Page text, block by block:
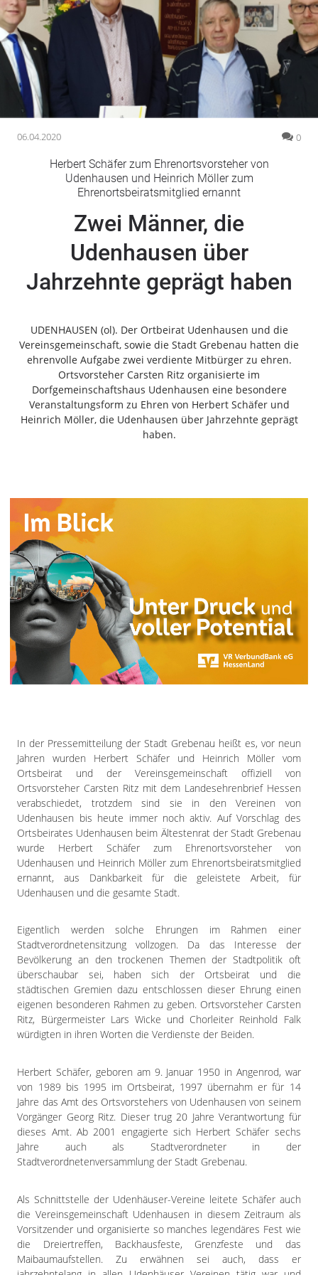
Gesundheit
Kultur
Lifestyle
Wirtschaft
Vogelsberg
Alsfeld
Lauterbach
Romrod
Homberg
Ohm
Schotten
Schlitz
Antrifttal
Freiensteinau
Gemünden
Grebenau
Grebenhain
Herbstein
Kirtorf
Ulrichstein
Wartenberg
Schwalm
Fulda
Gießen
Impressum
Datenschutzerklärung
06.04.2020 0
Herbert Schäfer zum Ehrenortsvorsteher von
Udenhausen und Heinrich Möller zum
Ehrenortsbeiratsmitglied ernannt
Zwei Männer, die
Udenhausen über
Jahrzehnte geprägt haben
UDENHAUSEN (ol). Der Ortbeirat Udenhausen und die
Vereinsgemeinschaft, sowie die Stadt Grebenau hatten die
ehrenvolle Aufgabe zwei verdiente Mitbürger zu ehren.
Ortsvorsteher Carsten Ritz organisierte im
Dorfgemeinschaftshaus Udenhausen eine besondere
Veranstaltungsform zu Ehren von Herbert Schäfer und
Heinrich Möller, die Udenhausen über Jahrzehnte geprägt
haben.
In der Pressemitteilung der Stadt Grebenau heißt es, vor neun
Jahren wurden Herbert Schäfer und Heinrich Möller vom
Ortsbeirat und der Vereinsgemeinschaft offiziell von
Ortsvorsteher Carsten Ritz mit dem Landesehrenbrief Hessen
verabschiedet, trotzdem sind sie in den Vereinen von
Udenhausen bis heute immer noch aktiv. Auf Vorschlag des
Ortsbeirates Udenhausen beim Ältestenrat der Stadt Grebenau
wurde Herbert Schäfer zum Ehrenortsvorsteher von
Udenhausen und Heinrich Möller zum Ehrenortsbeiratsmitglied
ernannt, aus Dankbarkeit für die geleistete Arbeit, für
Udenhausen und die gesamte Stadt.
Eigentlich werden solche Ehrungen im Rahmen einer
Stadtverordnetensitzung vollzogen. Da das Interesse der
Bevölkerung an den trockenen Themen der Stadtpolitik oft
überschaubar sei, haben sich der Ortsbeirat und die
städtischen Gremien dazu entschlossen dieser Ehrung einen
eigenen besonderen Rahmen zu geben. Ortsvorsteher Carsten
Ritz, Bürgermeister Lars Wicke und Chorleiter Reinhold Falk
würdigten in ihren Worten die Verdienste der Beiden.
Herbert Schäfer, geboren am 9. Januar 1950 in Angenrod, war
von 1989 bis 1995 im Ortsbeirat, 1997 übernahm er für 14
Jahre das Amt des Ortsvorstehers von Udenhausen von seinem
Vorgänger Georg Ritz. Dieser trug 20 Jahre Verantwortung für
dieses Amt. Ab 2001 engagierte sich Herbert Schäfer sechs
Jahre auch als Stadtverordneter in der
Stadtverordnetenversammlung der Stadt Grebenau.
Als Schnittstelle der Udenhäuser-Vereine leitete Schäfer auch
die Vereinsgemeinschaft Udenhausen in diesem Zeitraum als
Vorsitzender und organisierte so manches legendäres Fest wie
die Dreiertreffen, Backhausfeste, Grenzfeste und das
Maibaumaufstellen. Zu erwähnen sei auch, dass er